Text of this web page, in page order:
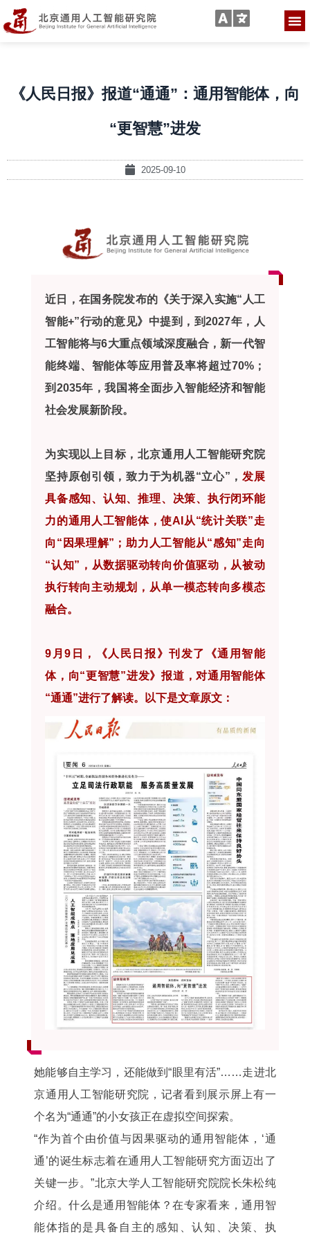
《人民日报》报道“通通”：通用智能体，向
“更智慧”进发
2025-09-10
近日，在国务院发布的《关于深入实施“人工
智能+”行动的意见》中提到，到2027年，人
工智能将与6大重点领域深度融合，新一代智
能终端、智能体等应用普及率将超过70%；
到2035年，我国将全面步入智能经济和智能
社会发展新阶段。
为实现以上目标，北京通用人工智能研究院
坚持原创引领，致力于为机器“立心”，发展
具备感知、认知、推理、决策、执行闭环能
力的通用人工智能体，使AI从“统计关联”走
向“因果理解”；助力人工智能从“感知”走向
“认知”，从数据驱动转向价值驱动，从被动
执行转向主动规划，从单一模态转向多模态
融合。
9月9日，《人民日报》刊发了《通用智能
体，向“更智慧”进发》报道，对通用智能体
“通通”进行了解读。以下是文章原文：
她能够自主学习，还能做到“眼里有活”……走进北
京通用人工智能研究院，记者看到展示屏上有一
个名为“通通”的小女孩正在虚拟空间探索。
“作为首个由价值与因果驱动的通用智能体，‘通
通’的诞生标志着在通用人工智能研究方面迈出了
关键一步。”北京大学人工智能研究院院长朱松纯
介绍。什么是通用智能体？在专家看来，通用智
能体指的是具备自主的感知、认知、决策、执